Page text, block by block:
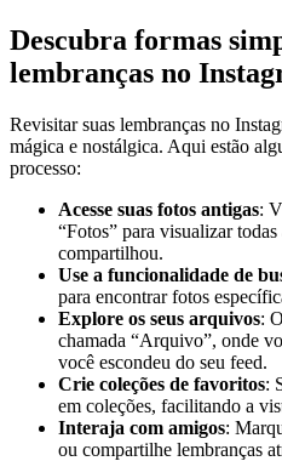
Descubra formas
lembranças no
Revisitar ⁣suas⁤ lembranças no
mágica e ​nostálgica.‍ Aqui estão
processo:
Acesse suas fotos antigas:
“Fotos” para‌ visualizar
⁢compartilhou.
Use ⁢a funcionalidade‍ de​
para encontrar fotos
Explore os seus arquivos:
chamada‌ “Arquivo”, onde
‌você escondeu do seu feed.
Crie coleções de favoritos:
em coleções, facilitando a
Interaja ​com amigos:⁤
⁣ou compartilhe ⁤lembranças